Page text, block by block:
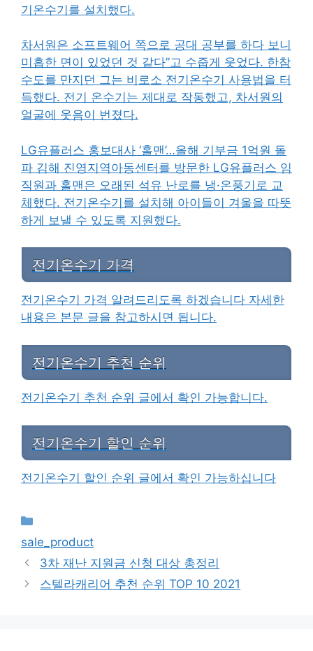
기온수기를 설치했다.
차서원은 소프트웨어 쪽으로 공대 공부를 하다 보니
미흡한 면이 있었던 것 같다”고 수줍게 웃었다. 한참
수도를 만지던 그는 비로소 전기온수기 사용법을 터
득했다. 전기 온수기는 제대로 작동했고, 차서원의
얼굴에 웃음이 번졌다.
LG유플러스 홍보대사 ‘홀맨’…올해 기부금 1억원 돌
파 김해 진영지역아동센터를 방문한 LG유플러스 임
직원과 홀맨은 오래된 석유 난로를 냉·온풍기로 교
체했다. 전기온수기를 설치해 아이들이 겨울을 따뜻
하게 보낼 수 있도록 지원했다.
전기온수기 가격
전기온수기 가격 알려드리도록 하겠습니다 자세한
내용은 본문 글을 참고하시면 됩니다.
전기온수기 추천 순위
전기온수기 추천 순위 글에서 확인 가능합니다.
전기온수기 할인 순위
전기온수기 할인 순위 글에서 확인 가능하십니다
sale_product
3차 재난 지원금 신청 대상 총정리
스텔라캐리어 추천 순위 TOP 10 2021